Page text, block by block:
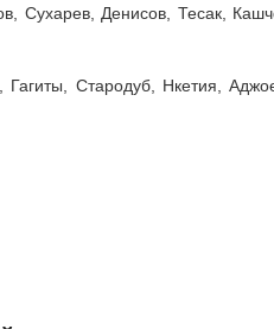
Сухарев, Денисов, Тесак,
Стародуб, Нкетия,